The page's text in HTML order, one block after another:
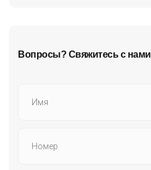
Вопросы? Свяжитесь с нами